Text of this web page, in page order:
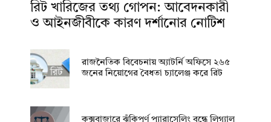
রিট খারিজের তথ্য গোপন: আবেদনকারী
ও আইনজীবীকে কারণ দর্শানোর নোটিশ
রাজনৈতিক বিবেচনায় অ‍্যাটর্নি অফিসে ২৬৫
জনের নিয়োগের বৈধতা চ্যালেঞ্জ করে রিট
কক্সবাজারে ঝুঁকিপূর্ণ প্যারাসেলিং বন্ধে লিগ্যাল